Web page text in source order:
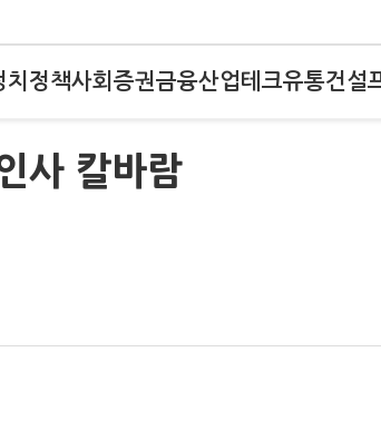
치 정책사회 증권금융산업테크유통건설
사 칼바람